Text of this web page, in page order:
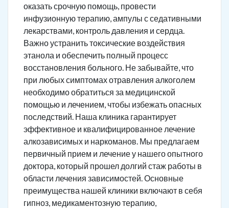
оказать срочную помощь, провести
инфузионную терапию, ампулы с седативными
лекарствами, контроль давления и сердца.
Важно устранить токсические воздействия
этанола и обеспечить полный процесс
восстановления больного. Не забывайте, что
при любых симптомах отравления алкоголем
необходимо обратиться за медицинской
помощью и лечением, чтобы избежать опасных
последствий. Наша клиника гарантирует
эффективное и квалифицированное лечение
алкозависимых и наркоманов. Мы предлагаем
первичный прием и лечение у нашего опытного
доктора, который прошел долгий стаж работы в
области лечения зависимостей. Основные
преимущества нашей клиники включают в себя
гипноз, медикаментозную терапию,